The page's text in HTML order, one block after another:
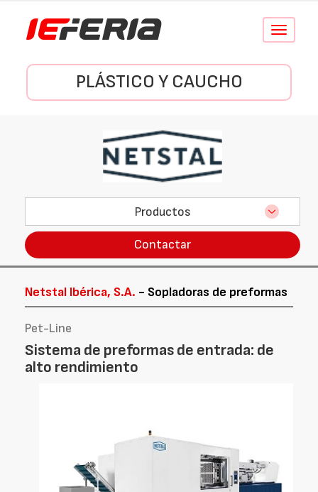
Conmutar
PLÁSTICO Y CAUCHO
Productos
Contactar
Netstal Ibérica, S.A. - Sopladoras de preformas
Pet-Line
Sistema de preformas de entrada: de
alto rendimiento